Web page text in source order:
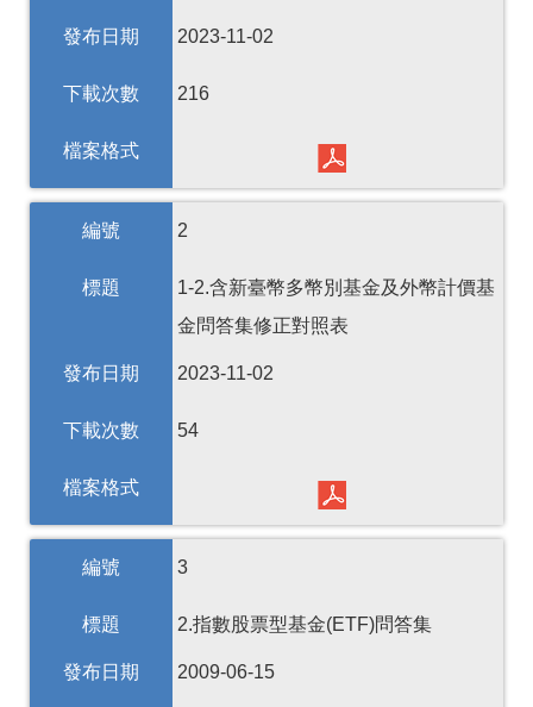
發布日期 2023-11-02
下載次數 216
檔案格式
編號 2
標題
1-2.含新臺幣多幣別基金及外幣計價基
金問答集修正對照表
發布日期 2023-11-02
下載次數 54
檔案格式
編號 3
標題 2.指數股票型基金(ETF)問答集
發布日期 2009-06-15